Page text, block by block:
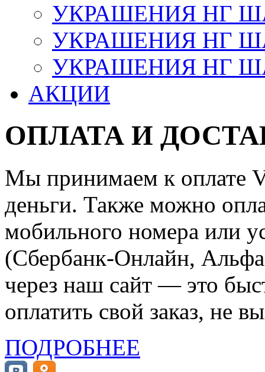
УКРАШЕНИЯ НГ
УКРАШЕНИЯ НГ
УКРАШЕНИЯ НГ
АКЦИИ
ОПЛАТА И
Мы принимаем к оплате
деньги. Также можно
мобильного номера или
(Сбербанк-Онлайн,
через наш сайт — это
оплатить свой заказ, не
ПОДРОБНЕЕ